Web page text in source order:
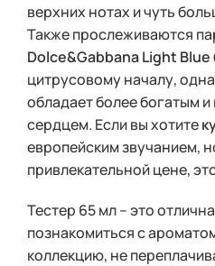
верхних нотах и чуть
Также прослеживаются
Dolce&Gabbana Light Blue
цитрусовому началу,
обладает более богатым
сердцем. Если вы хотите
европейским звучанием,
привлекательной цене,
Тестер 65 мл – это
познакомиться с
коллекцию, не